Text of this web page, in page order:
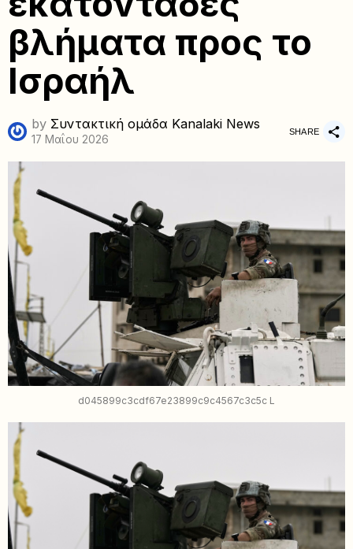
βλήματα προς το
Ισραήλ
by Συντακτική ομάδα Kanalaki News
17 Μαΐου 2026
SHARE
d045899c3cdf67e23899c9c4567c3c5c L